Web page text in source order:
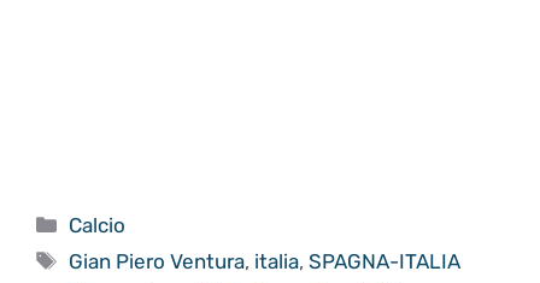
Categorie
Calcio
Tag
Gian Piero Ventura, italia,SPAGNA-ITALIA